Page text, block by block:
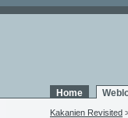
Home
Kakanien Revisited